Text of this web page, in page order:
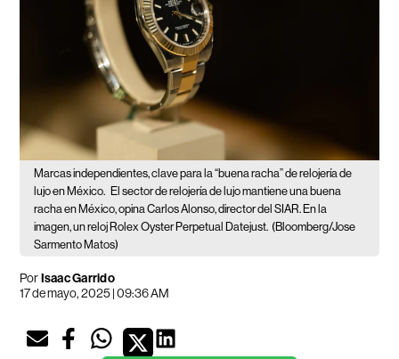
Marcas independientes, clave para la “buena racha” de relojería de
lujo en México. El sector de relojería de lujo mantiene una buena
racha en México, opina Carlos Alonso, director del SIAR. En la
imagen, un reloj Rolex Oyster Perpetual Datejust. (Bloomberg/Jose
Sarmento Matos)
PorIsaac Garrido
17 de mayo, 2025 | 09:36 AM